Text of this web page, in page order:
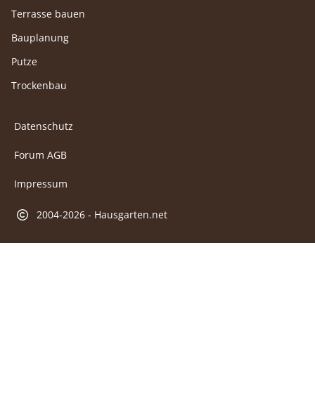
Terrasse bauen
Bauplanung
Putze
Trockenbau
Datenschutz
Forum AGB
Impressum
2004-2026 - Hausgarten.net